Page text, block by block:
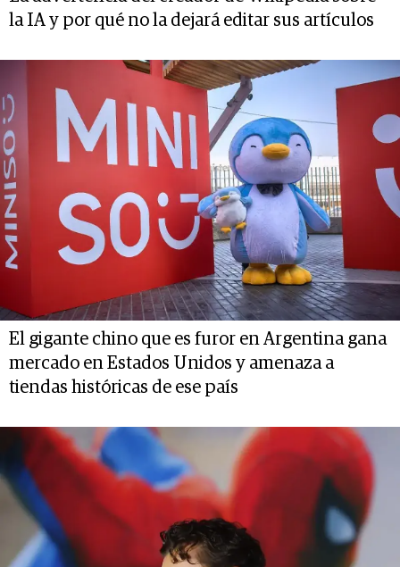
la IA y por qué no la dejará editar sus artículos
El gigante chino que es furor en Argentina gana
mercado en Estados Unidos y amenaza a
tiendas históricas de ese país